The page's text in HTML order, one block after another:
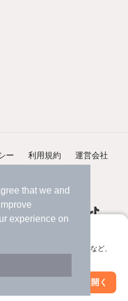
that we and
experience on
サクお部屋探し
ップ検索やお気に入り保存など、
アプリを開く
絞り込み条件を変更
ー 利用規約 運営会社
Co., Ltd.